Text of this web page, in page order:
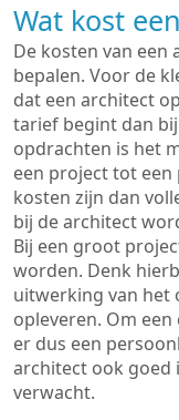
Wat kost
De kosten van
bepalen. Voor de
dat een architect
tarief begint dan
opdrachten is het
een project tot een
kosten zijn dan
bij de architect
Bij een groot
worden. Denk
uitwerking van het
opleveren. Om
er dus een
architect ook goed
verwacht.